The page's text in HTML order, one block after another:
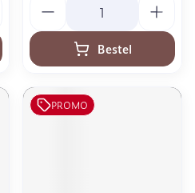
Bestel
PROMO